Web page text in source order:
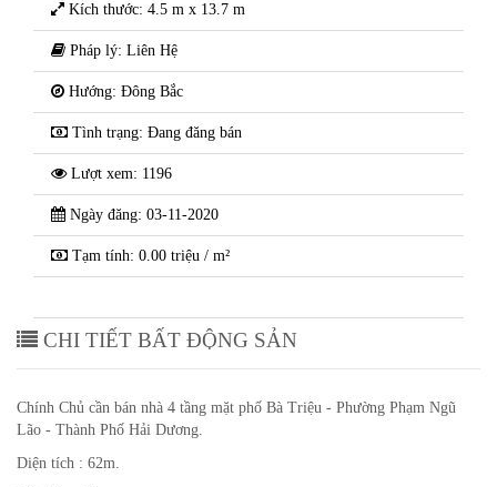
Kích thước: 4.5 m x 13.7 m
Pháp lý: Liên Hệ
Hướng: Đông Bắc
Tình trạng: Đang đăng bán
Lượt xem: 1196
Ngày đăng: 03-11-2020
Tạm tính: 0.00 triệu / m²
CHI TIẾT BẤT ĐỘNG SẢN
Chính Chủ cần bán nhà 4 tầng mặt phố Bà Triệu - Phường Phạm Ngũ
Lão - Thành Phố Hải Dương.
Diện tích : 62m.